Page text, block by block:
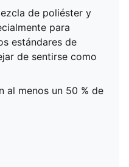
de poliéster y
para
estándares de
de sentirse como
al menos un 50 % de